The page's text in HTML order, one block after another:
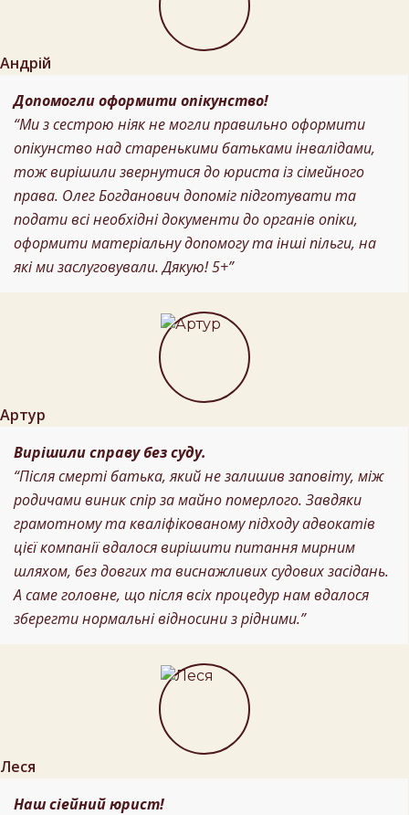
Андрій
Допомогли оформити опікунство!
“Ми з сестрою ніяк не могли правильно оформити
опікунство над старенькими батьками інвалідами,
тож вирішили звернутися до юриста із сімейного
права. Олег Богданович допоміг підготувати та
подати всі необхідні документи до органів опіки,
оформити матеріальну допомогу та інші пільги, на
які ми заслуговували. Дякую! 5+”
Артур
Вирішили справу без суду.
“Після смерті батька, який не залишив заповіту, між
родичами виник спір за майно померлого. Завдяки
грамотному та кваліфікованому підходу адвокатів
цієї компанії вдалося вирішити питання мирним
шляхом, без довгих та виснажливих судових засідань.
А саме головне, що після всіх процедур нам вдалося
зберегти нормальні відносини з рідними.”
Леся
Наш сіейний юрист!